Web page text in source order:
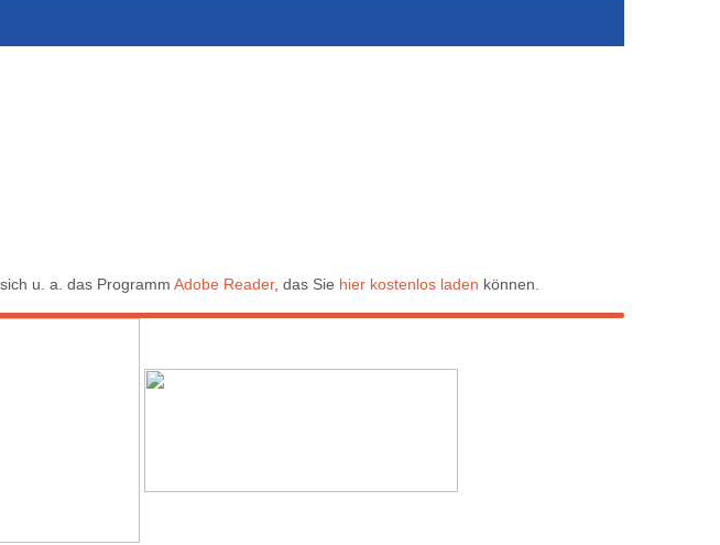
u. a. das Programm Adobe Reader, das Sie hier kostenlos laden können.